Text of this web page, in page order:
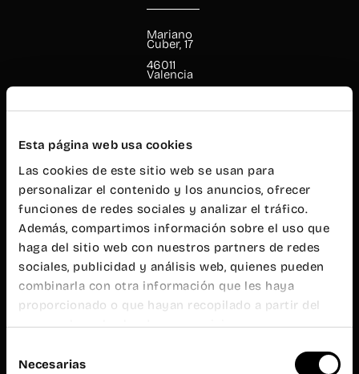
Esta página web usa cookies
Las cookies de este sitio web se usan para
personalizar el contenido y los anuncios, ofrecer
funciones de redes sociales y analizar el tráfico.
Además, compartimos información sobre el uso que
haga del sitio web con nuestros partners de redes
sociales, publicidad y análisis web, quienes pueden
combinarla con otra información que les haya
proporcionado o que hayan recopilado a partir del
uso que haya hecho de sus servicios.
deNecesarias
Mariano
Cuber, 17
46011
Valencia
Horario:
L-V de 8h a
20h
Atención al
público
L-V de 9h a
19h
Wayco
Ruzafa